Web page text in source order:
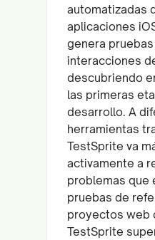
automatizadas
aplicaciones
genera
interacciones
descubriendo
las primeras
desarrollo. A
herramientas
TestSprite va
activamente a
problemas que
pruebas de
proyectos web
TestSprite